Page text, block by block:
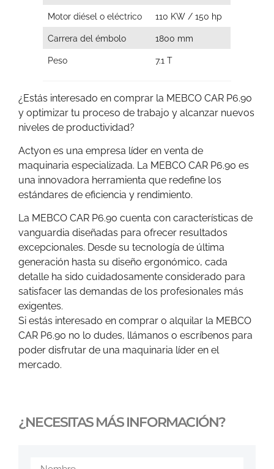
Motor diésel o eléctrico 110 KW / 150 hp
Carrera del émbolo 1800 mm
Peso 7.1 T
¿Estás interesado en comprar la MEBCO CAR P6.90
y optimizar tu proceso de trabajo y alcanzar nuevos
niveles de productividad?
Actyon es una empresa líder en venta de
maquinaria especializada. La MEBCO CAR P6.90 es
una innovadora herramienta que redefine los
estándares de eficiencia y rendimiento.
La MEBCO CAR P6.90 cuenta con características de
vanguardia diseñadas para ofrecer resultados
excepcionales. Desde su tecnología de última
generación hasta su diseño ergonómico, cada
detalle ha sido cuidadosamente considerado para
satisfacer las demandas de los profesionales más
exigentes.
Si estás interesado en comprar o alquilar la MEBCO
CAR P6.90 no lo dudes, llámanos o escríbenos para
poder disfrutar de una maquinaria líder en el
mercado.
¿NECESITAS MÁS INFORMACIÓN?